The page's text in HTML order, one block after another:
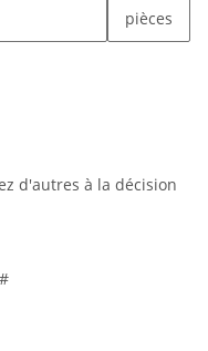
pièces
d'autres à la décision